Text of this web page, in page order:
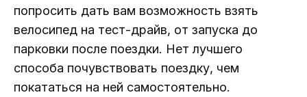
попросить дать вам возможность взять
велосипед на тест-драйв, от запуска до
парковки после поездки. Нет лучшего
способа почувствовать поездку, чем
покататься на ней самостоятельно.